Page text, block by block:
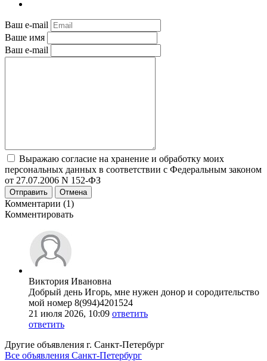
Ваш e-mail
Ваше имя
Ваш e-mail
Выражаю согласие на хранение и обработку моих
персональных данных в соответствии с Федеральным законом
от 27.07.2006 N 152-ФЗ
Отправить Отмена
Комментарии (1)
Комментировать
Виктория Ивановна
Добрый день Игорь, мне нужен донор и сородительство
мой номер 8(994)4201524
21 июля 2026, 10:09 ответить
ответить
Другие объявления г. Санкт-Петербург
Все объявления Санкт-Петербург